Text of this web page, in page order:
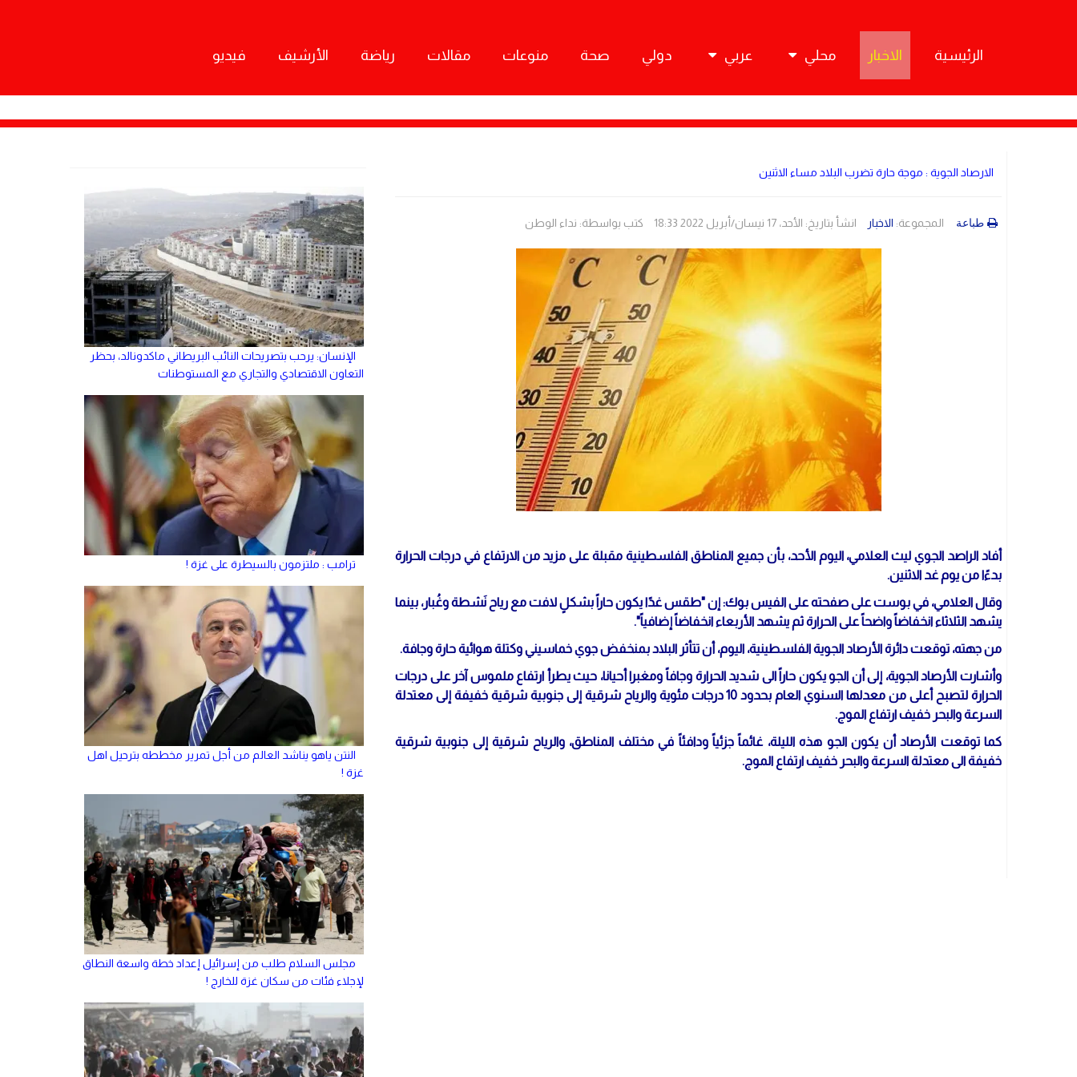
الرئيسية الاخبار محلي عربي دولي صحة منوعات مقالات رياضة الأرشيف فيديو
الارصاد الجوية : موجة حارة تضرب البلاد مساء الاثنين
المجموعة: الاخبار انشأ بتاريخ: الأحد، 17 نيسان/أبريل 2022 18:33 كتب بواسطة: نداء الوطن طباعة
أفاد الراصد الجوي ليث العلامي، اليوم الأحد، بأن جميع المناطق الفلسطينية مقبلة على مزيد من الارتفاع في درجات الحرارة
بدءًا من يوم غد الاثنين.
وقال العلامي، في بوست على صفحته على الفيس بوك: إن "طقس غدًا يكون حاراً بشكلٍ لافت مع رياح نَشطة وغُبار، بينما
يشهد الثلاثاء انخفاضاً واضحاً على الحرارة ثم يشهد الأربعاء انخفاضاً إضافياً".
من جهته، توقعت دائرة الأرصاد الجوية الفلسطينية، اليوم، أن تتأثر البلاد بمنخفض جوي خماسيني وكتلة هوائية حارة وجافة.
وأشارت الأرصاد الجوية، إلى أن الجو يكون حاراً الى شديد الحرارة وجافاً ومغبرا أحيانا، حيث يطرأ ارتفاع ملموس آخر على درجات
الحرارة لتصبح أعلى من معدلها السنوي العام بحدود 10 درجات مئوية والرياح شرقية إلى جنوبية شرقية خفيفة إلى معتدلة
السرعة والبحر خفيف ارتفاع الموج.
كما توقعت الأرصاد أن يكون الجو هذه الليلة، غائماً جزئياً ودافئاً في مختلف المناطق، والرياح شرقية إلى جنوبية شرقية
خفيفة الى معتدلة السرعة والبحر خفيف ارتفاع الموج.
الإنسان: يرحب بتصريحات النائب البريطاني ماكدونالد، بحظر
التعاون الاقتصادي والتجاري مع المستوطنات
ترامب : ملتزمون بالسيطرة على غزة !
النتن ياهو يناشد العالم من أجل تمرير مخططه بترحيل اهل
غزة !
مجلس السلام طلب من إسرائيل إعداد خطة واسعة النطاق
لإجلاء فئات من سكان غزة للخارج !